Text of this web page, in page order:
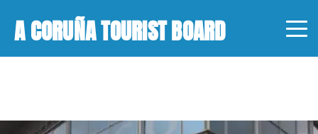
A CORUÑA TOURIST BOARD